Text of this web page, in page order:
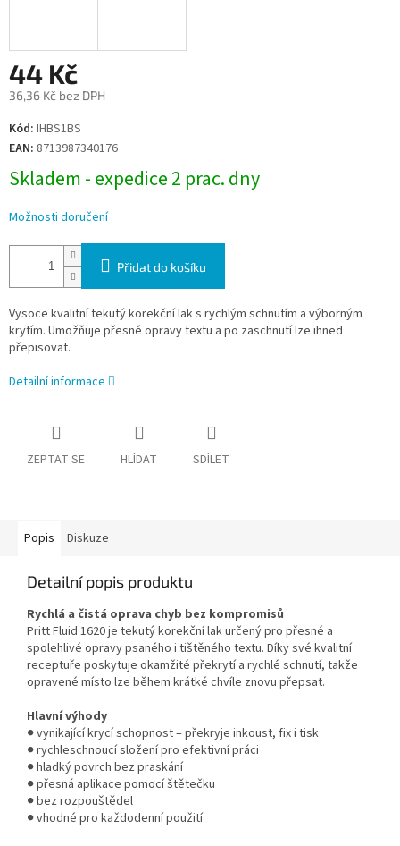
44 Kč
36,36 Kč bez DPH
Měrná
cena:
Kód: IHBS1BS
EAN: 8713987340176
Skladem - expedice 2 prac. dny
Možnosti doručení
Přidat do košíku
Vysoce kvalitní tekutý korekční lak s rychlým schnutím a výborným
krytím. Umožňuje přesné opravy textu a po zaschnutí lze ihned
přepisovat.
Detailní informace
ZEPTAT SE HLÍDAT SDÍLET
Popis Diskuze
Detailní popis produktu
Rychlá a čistá oprava chyb bez kompromisů
Pritt Fluid 1620 je tekutý korekční lak určený pro přesné a
spolehlivé opravy psaného i tištěného textu. Díky své kvalitní
receptuře poskytuje okamžité překrytí a rychlé schnutí, takže
opravené místo lze během krátké chvíle znovu přepsat.
Hlavní výhody
● vynikající krycí schopnost – překryje inkoust, fix i tisk
● rychleschnoucí složení pro efektivní práci
● hladký povrch bez praskání
● přesná aplikace pomocí štětečku
● bez rozpouštědel
● vhodné pro každodenní použití